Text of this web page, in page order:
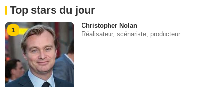
Top stars du jour
1
Christopher Nolan
Réalisateur, scénariste, producteur